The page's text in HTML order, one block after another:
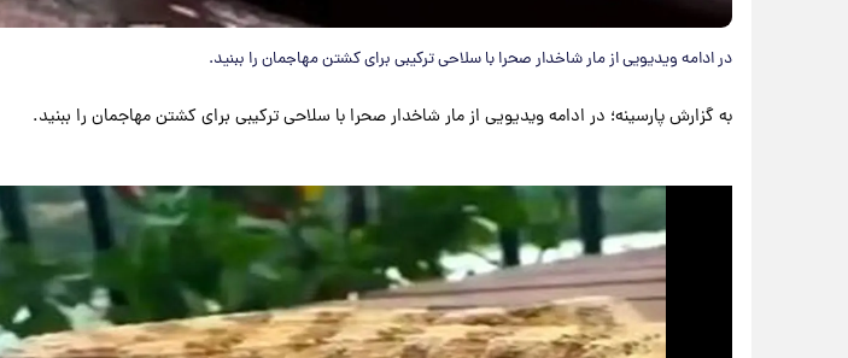
در ادامه ویدیویی از مار شاخدار صحرا با سلاحی ترکیبی برای کشتن مهاجمان را ببنید.
به گزارش پارسینه؛ در ادامه ویدیویی از مار شاخدار صحرا با سلاحی ترکیبی برای کشتن مهاجمان را ببنید.